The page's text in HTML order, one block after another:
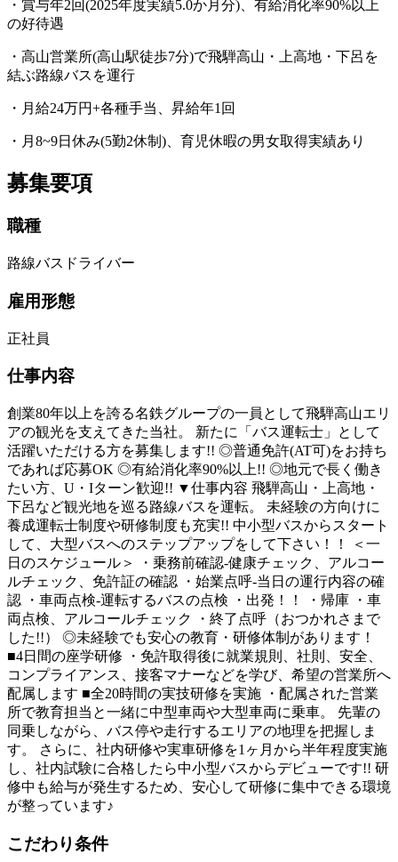
・賞与年2回(2025年度実績5.0か月分)、有給消化率90%以上
の好待遇
・高山営業所(高山駅徒歩7分)で飛騨高山・上高地・下呂を
結ぶ路線バスを運行
・月給24万円+各種手当、昇給年1回
・月8~9日休み(5勤2休制)、育児休暇の男女取得実績あり
募集要項
職種
路線バスドライバー
雇用形態
正社員
仕事内容
創業80年以上を誇る名鉄グループの一員として飛騨高山エリ
アの観光を支えてきた当社。 新たに「バス運転士」として
活躍いただける方を募集します!! ◎普通免許(AT可)をお持ち
であれば応募OK ◎有給消化率90%以上!! ◎地元で長く働き
たい方、U・Iターン歓迎!! ▼仕事内容 飛騨高山・上高地・
下呂など観光地を巡る路線バスを運転。 未経験の方向けに
養成運転士制度や研修制度も充実!! 中小型バスからスタート
して、大型バスへのステップアップをして下さい！！ ＜一
日のスケジュール＞ ・乗務前確認-健康チェック、アルコー
ルチェック、免許証の確認 ・始業点呼-当日の運行内容の確
認 ・車両点検-運転するバスの点検 ・出発！！ ・帰庫 ・車
両点検、アルコールチェック ・終了点呼（おつかれさまで
した!!） ◎未経験でも安心の教育・研修体制があります！
■4日間の座学研修 ・免許取得後に就業規則、社則、安全、
コンプライアンス、接客マナーなどを学び、希望の営業所へ
配属します ■全20時間の実技研修を実施 ・配属された営業
所で教育担当と一緒に中型車両や大型車両に乗車。 先輩の
同乗しながら、バス停や走行するエリアの地理を把握しま
す。 さらに、社内研修や実車研修を1ヶ月から半年程度実施
し、社内試験に合格したら中小型バスからデビューです!! 研
修中も給与が発生するため、安心して研修に集中できる環境
が整っています♪
こだわり条件